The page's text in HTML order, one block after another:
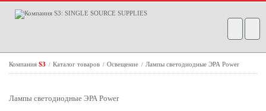
Компания S3 / Каталог товаров / Освещение / Лампы светодиодные ЭРА Power
Лампы светодиодные ЭРА Power